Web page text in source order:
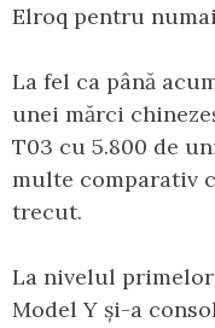
Elroq pentru
La fel ca până
unei mărci
T03 cu 5.800 de
multe comparativ
trecut.
La nivelul
Model Y și-a